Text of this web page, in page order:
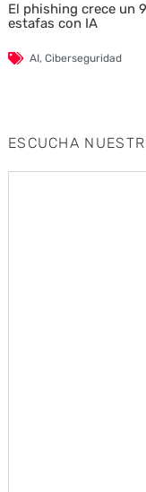
El phishing crece un
estafas con IA
AI, Ciberseguridad
ESCUCHA